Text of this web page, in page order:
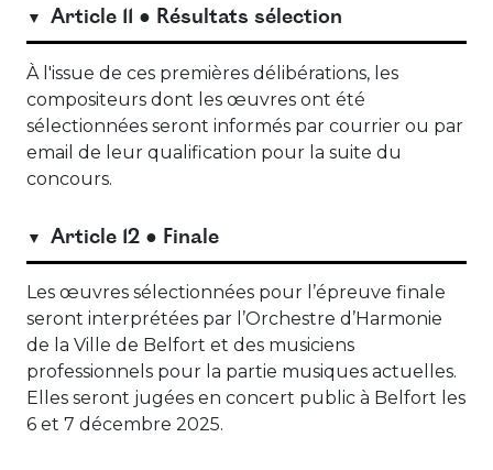
Article 11 ● Résultats sélection
À l'issue de ces premières délibérations, les
compositeurs dont les œuvres ont été
sélectionnées seront informés par courrier ou par
email de leur qualification pour la suite du
concours.
Article 12 ● Finale
Les œuvres sélectionnées pour l’épreuve finale
seront interprétées par l’Orchestre d’Harmonie
de la Ville de Belfort et des musiciens
professionnels pour la partie musiques actuelles.
Elles seront jugées en concert public à Belfort les
6 et 7 décembre 2025.